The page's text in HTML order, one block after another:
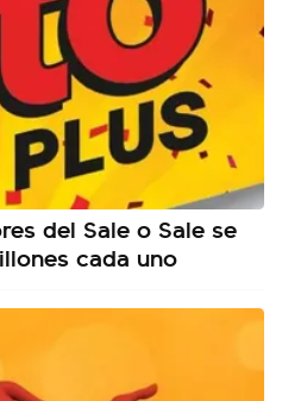
del Sale o Sale se
cada uno